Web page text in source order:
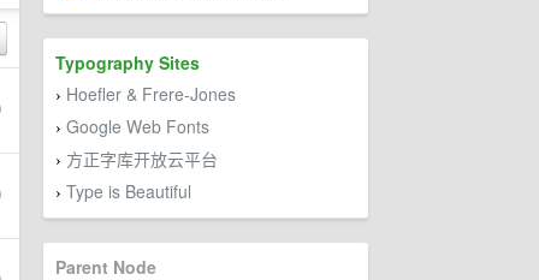
Typography Sites
› Hoefler & Frere-Jones
› Google Web Fonts
› 方正字库开放云平台
› Type is Beautiful
Parent Node